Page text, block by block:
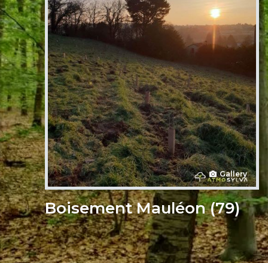
Gallery
Boisement Mauléon (79)